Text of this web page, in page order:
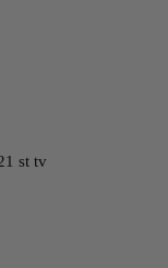
st tv